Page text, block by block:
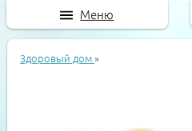
Здоровый дом»
Меню